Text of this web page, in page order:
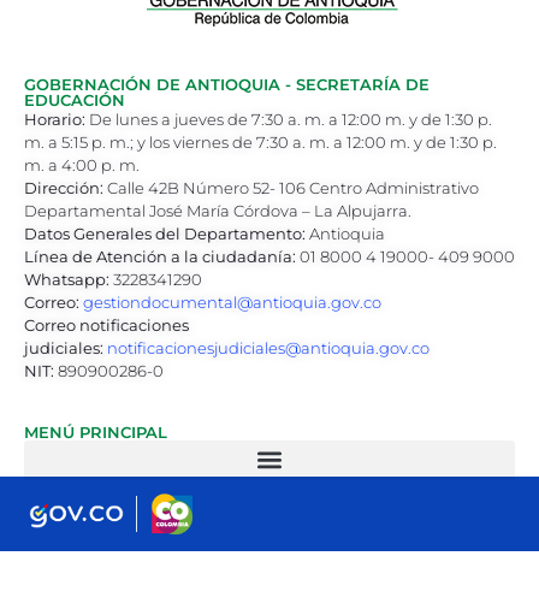
GOBERNACIÓN DE ANTIOQUIA - SECRETARÍA DE
EDUCACIÓN
Horario: De lunes a jueves de 7:30 a. m. a 12:00 m. y de 1:30 p.
m. a 5:15 p. m.; y los viernes de 7:30 a. m. a 12:00 m. y de 1:30 p.
m. a 4:00 p. m.
Dirección: Calle 42B Número 52- 106 Centro Administrativo
Departamental José María Córdova – La Alpujarra.
Datos Generales del Departamento: Antioquia
Línea de Atención a la ciudadanía: 01 8000 4 19000- 409 9000
Whatsapp: 3228341290
Correo: gestiondocumental@antioquia.gov.co
Correo notificaciones
judiciales: notificacionesjudiciales@antioquia.gov.co
NIT: 890900286-0
MENÚ PRINCIPAL